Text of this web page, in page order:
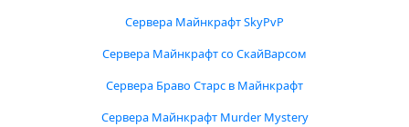
Сервера Майнкрафт SkyPvP
Сервера Майнкрафт со СкайВарсом
Сервера Браво Старс в Майнкрафт
Сервера Майнкрафт Murder Mystery